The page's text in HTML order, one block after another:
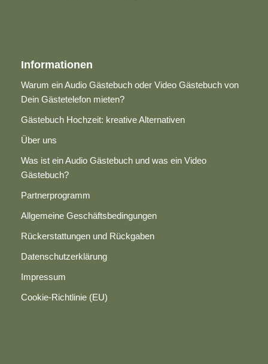
Informationen
Warum ein Audio Gästebuch oder Video Gästebuch von
Dein Gästetelefon mieten?
Gästebuch Hochzeit: kreative Alternativen
Über uns
Was ist ein Audio Gästebuch und was ein Video
Gästebuch?
Partnerprogramm
Allgemeine Geschäftsbedingungen
Rückerstattungen und Rückgaben
Datenschutzerklärung
Impressum
Cookie-Richtlinie (EU)